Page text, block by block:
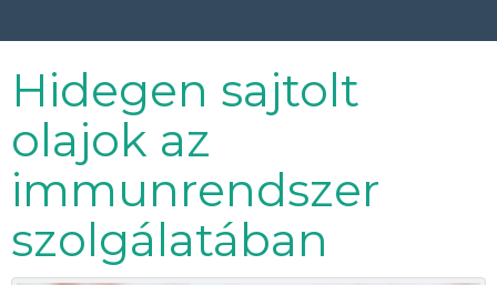
Hidegen sajtolt
olajok az
immunrendszer
szolgálatában